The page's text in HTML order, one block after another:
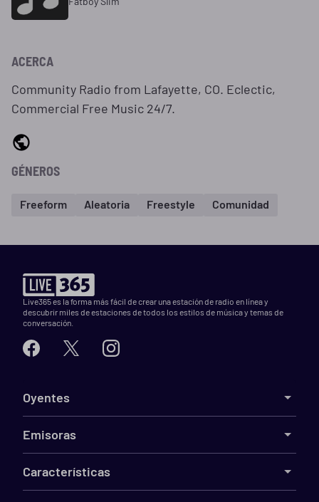
ACERCA
Community Radio from Lafayette, CO. Eclectic,
Commercial Free Music 24/7.
GÉNEROS
Freeform Aleatoria Freestyle Comunidad
Live365 es la forma más fácil de crear una estación de radio en línea y
descubrir miles de estaciones de todos los estilos de música y temas de
conversación.
Oyentes
Emisoras
Características